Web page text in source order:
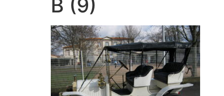
B (9)